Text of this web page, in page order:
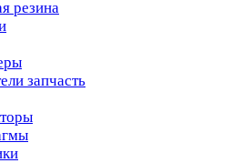
резина
запчасть